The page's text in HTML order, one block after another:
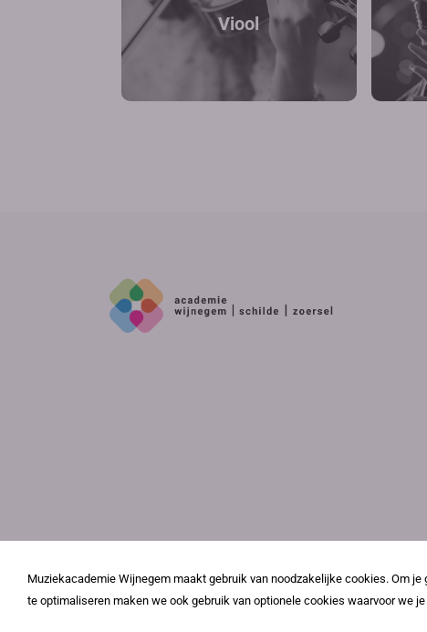
Viool
Muziekacademie Wijnegem maakt gebruik van noodzakelijke cookies. Om
te optimaliseren maken we ook gebruik van optionele cookies waarvoor we